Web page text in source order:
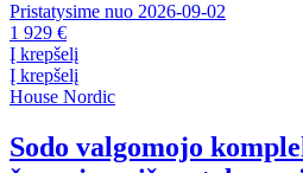
Pristatysime nuo 2026‑09‑02
1 929 €
Į krepšelį
Į krepšelį
House Nordic
Sodo valgomojo